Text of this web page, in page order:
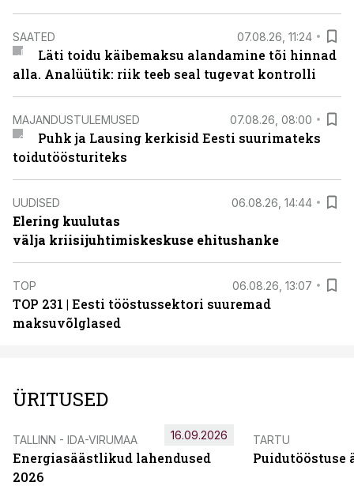
SAATED 07.08.26, 11:24
Läti toidu käibemaksu alandamine tõi hinnad
alla. Analüütik: riik teeb seal tugevat kontrolli
MAJANDUSTULEMUSED 07.08.26, 08:00
Puhk ja Lausing kerkisid Eesti suurimateks
toidutöösturiteks
UUDISED 06.08.26, 14:44
Elering kuulutas
välja kriisijuhtimiskeskuse ehitushanke
TOP 06.08.26, 13:07
TOP 231 | Eesti tööstussektori suuremad
maksuvõlglased
ÜRITUSED
TALLINN - IDA-VIRUMAA
Energiasäästlikud lahendused
2026
16.09.2026 TARTU
Puidutööstuse